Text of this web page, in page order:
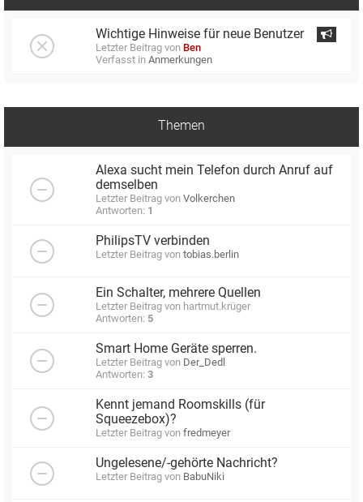
Wichtige Hinweise für neue Benutzer
Letzter Beitrag von Ben
Verfasst in Anmerkungen
Themen
Alexa sucht mein Telefon durch Anruf auf
demselben
Letzter Beitrag von Volkerchen
Antworten: 1
PhilipsTV verbinden
Letzter Beitrag von tobias.berlin
Ein Schalter, mehrere Quellen
Letzter Beitrag von hartmut.krüger
Antworten: 5
Smart Home Geräte sperren.
Letzter Beitrag von Der_Dedl
Antworten: 3
Kennt jemand Roomskills (für
Squeezebox)?
Letzter Beitrag von fredmeyer
Ungelesene/-gehörte Nachricht?
Letzter Beitrag von BabuNiki